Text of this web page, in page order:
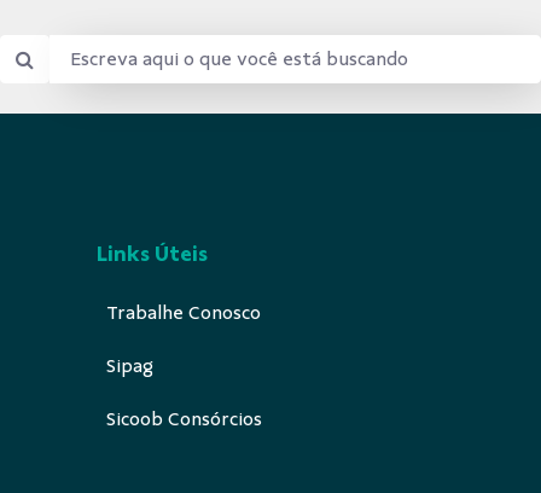
Links Úteis
Trabalhe Conosco
Sipag
Sicoob Consórcios